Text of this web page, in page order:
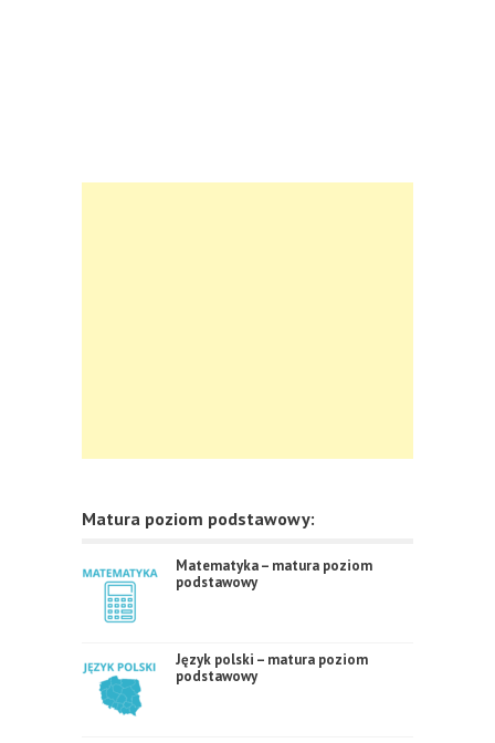
Matura poziom podstawowy:
Matematyka – matura poziom
podstawowy
Język polski – matura poziom
podstawowy